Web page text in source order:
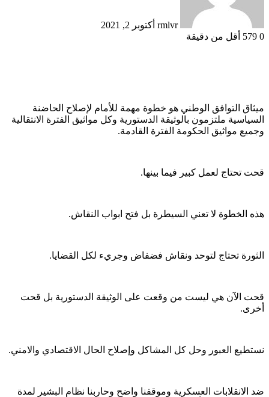
rmlvr أكتوبر 2, 2021
0
أقل من دقيقة
ميثاق التوافق الوطني هو خطوة مهمة للأمام لإصلاح الحاضنة
السياسية ملتزمون بالوثيقة الدستورية وكل مواثيق الفترة الانتقالية
وجميع مواثيق الحكومة الفترة القادمة.
قحت تحتاج لعمل كبير فيما بينها.
هذه الخطوة لا تعني السيطرة بل فتح ابواب النقاش.
الثورة تحتاج لتوحد ونقاش فضفاض وجريء لكل القضايا.
قحت الآن هي ليست من وقعت على الوثيقة الدستورية بل قحت
أخرى.
نستطيع العبور وحل كل المشاكل وإصلاح الحال الاقتصادي والامني.
ضد الانقلابات العسكرية وموقفنا واضح وحاربنا نظام البشير لمدة